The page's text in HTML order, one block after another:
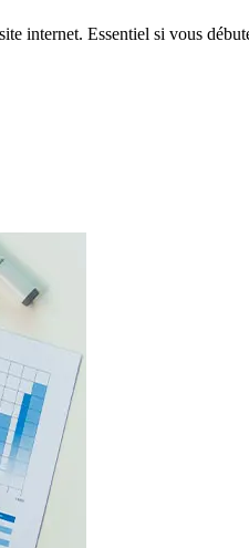
internet. Essentiel si vous